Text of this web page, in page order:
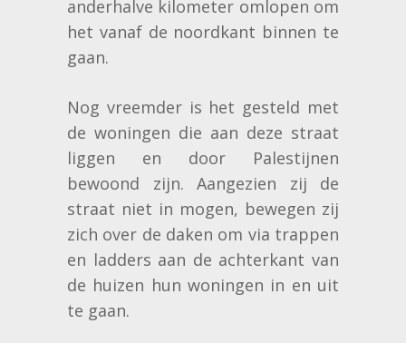
anderhalve kilometer omlopen om
het vanaf de noordkant binnen te
gaan.
Nog vreemder is het gesteld met
de woningen die aan deze straat
liggen en door Palestijnen
bewoond zijn. Aangezien zij de
straat niet in mogen, bewegen zij
zich over de daken om via trappen
en ladders aan de achterkant van
de huizen hun woningen in en uit
te gaan.